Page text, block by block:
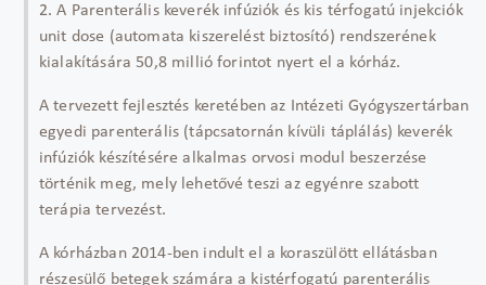
2. A Parenterális keverék infúziók és kis térfogatú injekciók
unit dose (automata kiszerelést biztosító) rendszerének
kialakítására 50,8 millió forintot nyert el a kórház.
A tervezett fejlesztés keretében az Intézeti Gyógyszertárban
egyedi parenterális (tápcsatornán kívüli táplálás) keverék
infúziók készítésére alkalmas orvosi modul beszerzése
történik meg, mely lehetővé teszi az egyénre szabott
terápia tervezést.
A kórházban 2014-ben indult el a koraszülött ellátásban
részesülő betegek számára a kistérfogatú parenterális